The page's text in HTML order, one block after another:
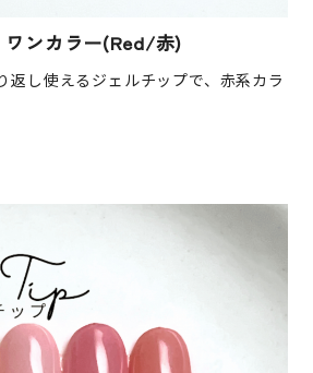
ワンカラー(Red/赤)
返し使えるジェルチップで、赤系カラ